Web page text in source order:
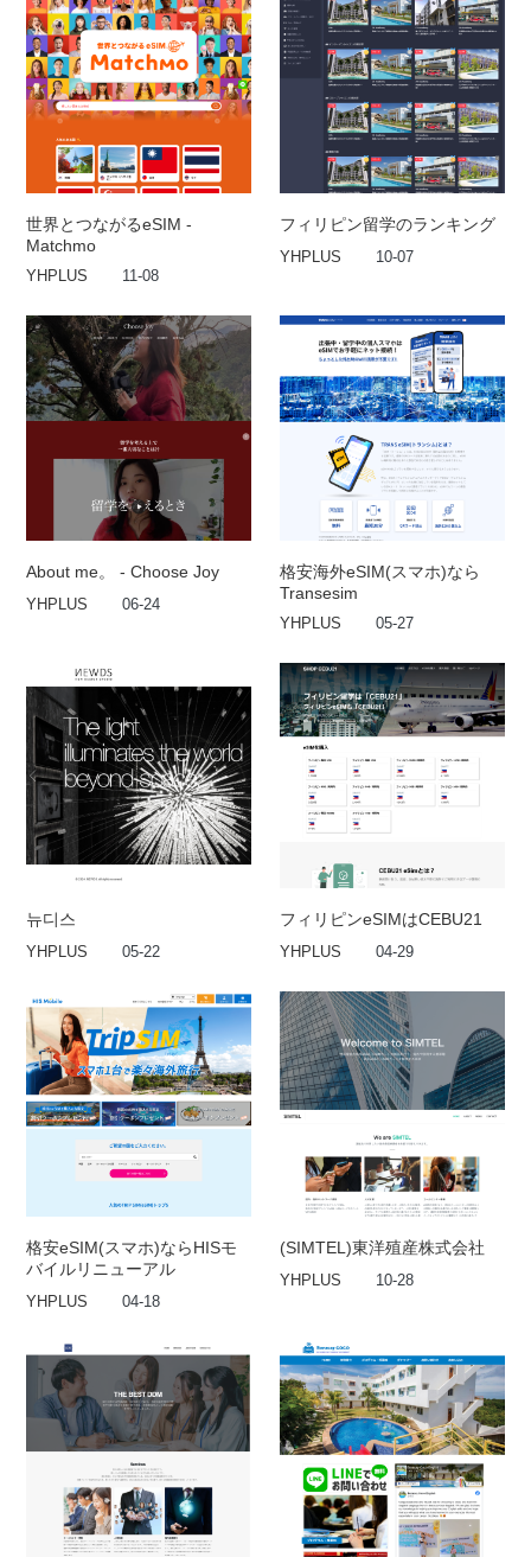
世界とつながるeSIM -
Matchmo
YHPLUS 11-08
フィリピン留学のランキング
YHPLUS 10-07
About me。 - Choose Joy
YHPLUS 06-24
格安海外eSIM(スマホ)なら
Transesim
YHPLUS 05-27
뉴디스
YHPLUS 05-22
フィリピンeSIMはCEBU21
YHPLUS 04-29
格安eSIM(スマホ)ならHISモ
バイルリニューアル
YHPLUS 04-18
(SIMTEL)東洋殖産株式会社
YHPLUS 10-28